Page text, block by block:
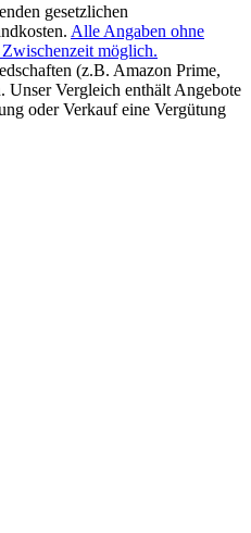
gesetzlichen
Alle Angaben ohne
möglich.
(z.B. Amazon Prime,
Unser Vergleich enthält Angebote
oder Verkauf eine Vergütung